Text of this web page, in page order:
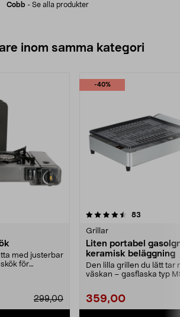
Cobb - Se alla produkter
inom samma kategori
med justerbar
för
299,00
-40%
83
Grillar
Liten portabel
keramisk beläggning
Den lilla grillen du lätt tar
väskan – gasflaska typ
359,00
4.5 av 5 stjärnor